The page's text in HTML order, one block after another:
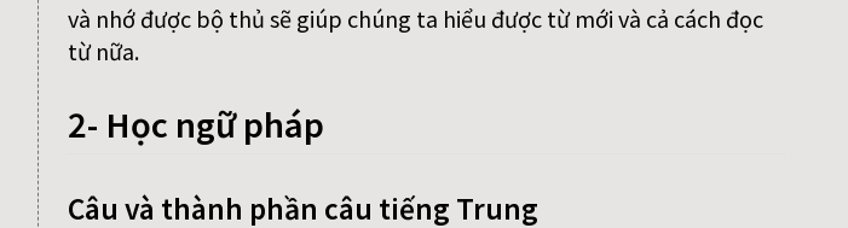
và nhớ được bộ thủ sẽ giúp chúng ta hiểu được từ mới và cả cách đọc
từ nữa.
2- Học ngữ pháp
Câu và thành phần câu tiếng Trung